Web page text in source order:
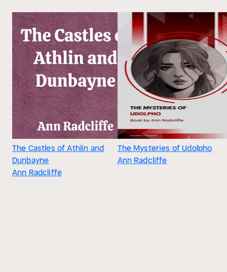
The Castles of Athlin and
Dunbayne
Ann Radcliffe
The Mysteries of Udolpho
Ann Radcliffe